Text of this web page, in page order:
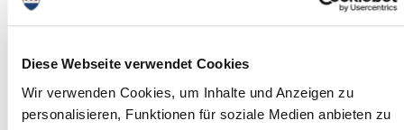
Diese Webseite verwendet Cookies
Wir verwenden Cookies, um Inhalte und Anzeigen zu
personalisieren, Funktionen für soziale Medien anbieten zu